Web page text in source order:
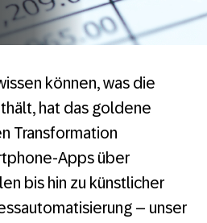
können, was die
hat das goldene
Transformation
Apps über
bis hin zu künstlicher
– unser